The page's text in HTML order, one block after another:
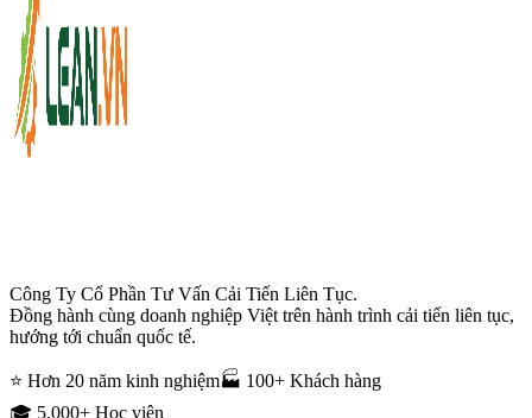
Công Ty Cổ Phần Tư Vấn Cải Tiến Liên Tục.
Đồng hành cùng doanh nghiệp Việt trên hành trình cải tiến liên tục,
hướng tới chuẩn quốc tế.
⭐ Hơn 20 năm kinh nghiệm🏭 100+ Khách hàng
🎓 5.000+ Học viên